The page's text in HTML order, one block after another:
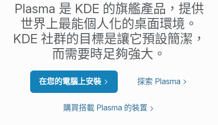
Plasma 是 KDE 的旗艦產品，提供
世界上最能個人化的桌面環境。
KDE 社群的目標是讓它預設簡潔，
而需要時足夠強大。
在您的電腦上安裝 探索 Plasma
購買搭載 Plasma 的裝置